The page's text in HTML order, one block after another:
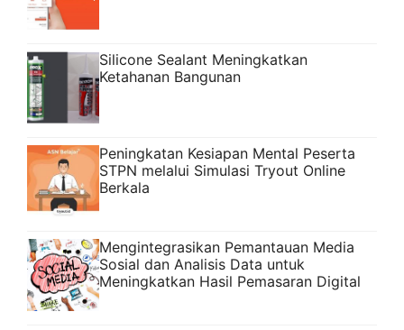
Silicone Sealant Meningkatkan
Ketahanan Bangunan
Peningkatan Kesiapan Mental Peserta
STPN melalui Simulasi Tryout Online
Berkala
Mengintegrasikan Pemantauan Media
Sosial dan Analisis Data untuk
Meningkatkan Hasil Pemasaran Digital